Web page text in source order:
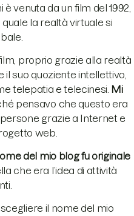
venuta da un film del 1992,
quale la realtà virtuale si
proprio grazie alla realtà
suo quoziente intellettivo,
telepatia e telecinesi. Mi
pensavo che questo era
grazie a Internet e
web.
del mio blog fu originale
che era l’idea di attività
il nome del mio